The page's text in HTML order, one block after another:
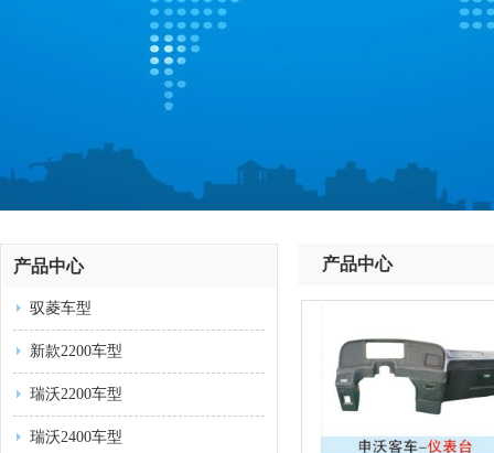
产品中心
驭菱车型
新款2200车型
瑞沃2200车型
瑞沃2400车型
产品中心